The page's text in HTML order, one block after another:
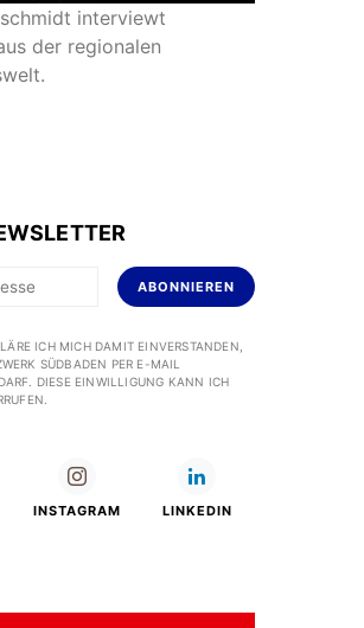
interviewt
der regionalen
ABONNIEREN
ICH MICH DAMIT EINVERSTANDEN,
SÜDBADEN PER E-MAIL
DIESE EINWILLIGUNG KANN ICH
INSTAGRAM LINKEDIN